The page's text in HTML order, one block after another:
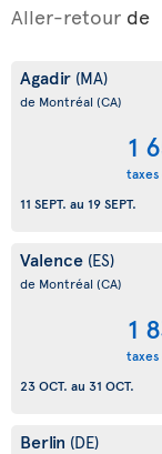
Aller-retour de
Agadir (MA)
de Montréal (CA)
1
11 SEPT. au 19 SEPT.
Valence (ES)
de Montréal (CA)
1
23 OCT. au 31 OCT.
Berlin (DE)